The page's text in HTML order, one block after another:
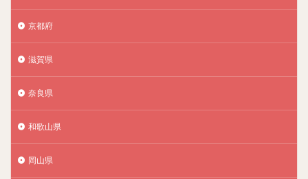
京都府
滋賀県
奈良県
和歌山県
岡山県